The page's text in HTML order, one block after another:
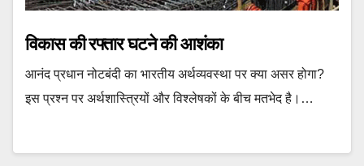
विकास की रफ्तार घटने की आशंका
आनंद प्रधान नोटबंदी का भारतीय अर्थव्यवस्था पर क्या असर होगा?
इस प्रश्न पर अर्थशास्त्रियों और विश्लेषकों के बीच मतभेद है।…